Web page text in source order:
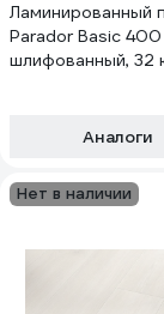
Ламинированный
Parador Basic
шлифованный, 32
Аналоги
Нет в наличии